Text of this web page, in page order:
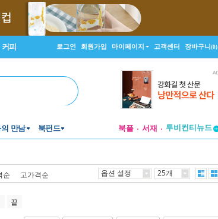
커피 로그인 회원가입 마이페이지 고객센터 장바구니(0)
만남 북펀드 북플 서재
창작플랫폼
순 고가격순 옵션 설정 25개
끝